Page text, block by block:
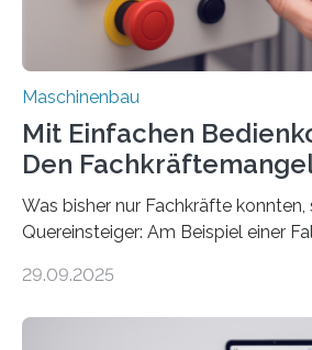
Maschinenbau
Mit Einfachen
Den
Was bisher nur Fachkräfte
Quereinsteiger: Am Beispiel einer
Mensch-Maschine-Schnittstelle so
Die zugrunde liegende Methodik
29.09.2025